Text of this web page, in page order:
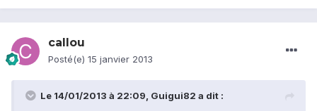
callou
Posté(e) 15 janvier 2013
Le 14/01/2013 à 22:09, Guigui82 a dit :